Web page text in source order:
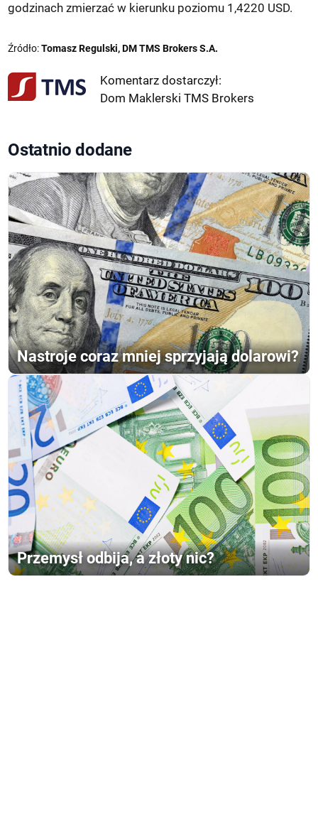
godzinach zmierzać w kierunku poziomu 1,4220 USD.
Źródło:Tomasz Regulski, DM TMS Brokers S.A.
Komentarz dostarczył:
Dom Maklerski TMS Brokers
Ostatnio dodane
Nastroje coraz mniej sprzyjają dolarowi?
Przemysł odbija, a złoty nic?